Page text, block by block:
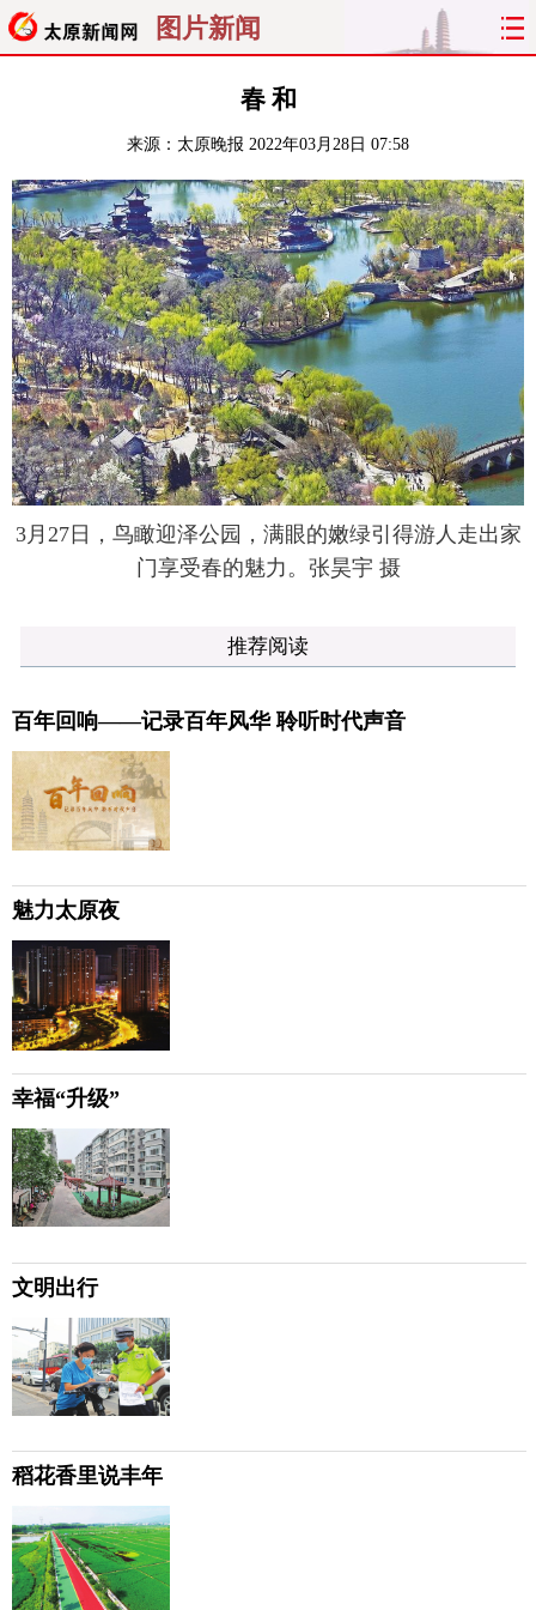
图片新闻
关注 文明
纵横 曝光 综合 专题
旅游 理财 政务 教育
看天下 晋月读 最太原 网罗民生
太原日报 太原晚报 热评
春 和
来源： 太原晚报 2022年03月28日 07:58
3月27日，鸟瞰迎泽公园，满眼的嫩绿引得游人走出家
门享受春的魅力。张昊宇 摄
推荐阅读
百年回响——记录百年风华 聆听时代声音
魅力太原夜
幸福“升级”
文明出行
稻花香里说丰年